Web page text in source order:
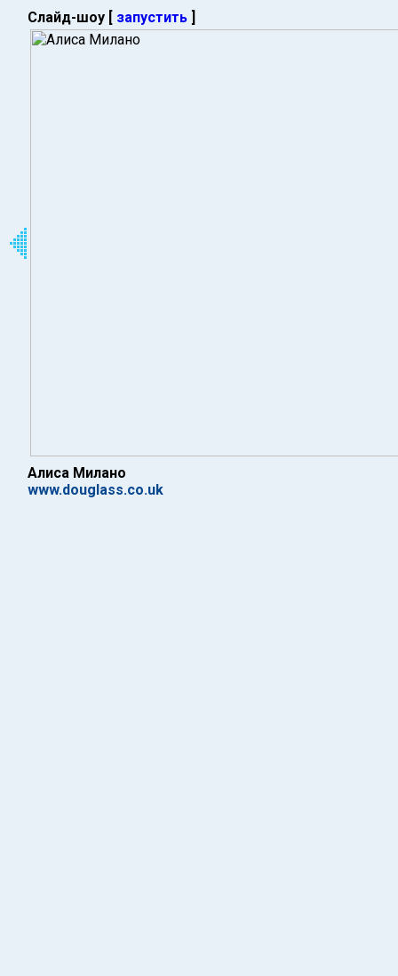
Слайд-шоу [ запустить ]
Алиса Милано
www.douglass.co.uk